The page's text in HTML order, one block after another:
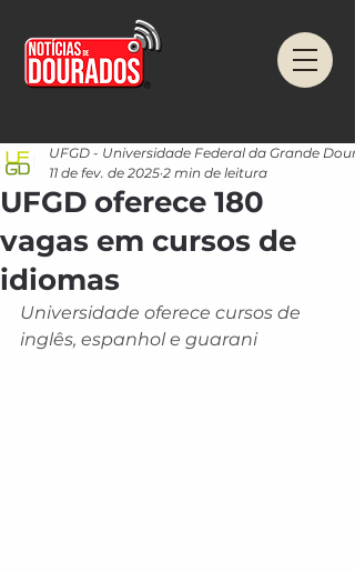
UFGD oferece 180
vagas em cursos de
idiomas
UFGD - Universidade Federal da Grande
11 de fev. de 2025 2 min de leitura
Universidade oferece cursos de
inglês, espanhol e guarani